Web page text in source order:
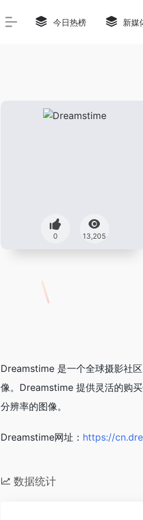
今日热榜 新媒
0 13,205
Dreamstime 是一个全球摄影社
像。Dreamstime 提供灵活的购
分辨率的图像。
Dreamstime网址： https://
数据统计